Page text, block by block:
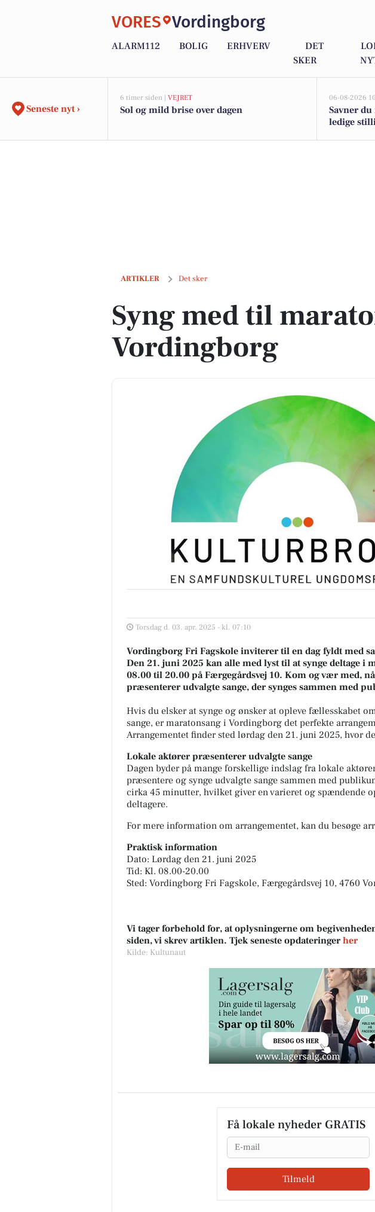
VORES Vordingborg
ALARM112 BOLIG ERHVERV
DET
SKER
Seneste nyt ›
6 timer siden | VEJRET
Sol og mild brise over dagen
06-08-2026
Savner
ledige
ARTIKLER Det sker
Syng med til maratonsang i Vordingborg
Syng med til
Vordingborg
Torsdag d. 03. apr. 2025 - kl. 07:10
Vordingborg Fri Fagskole inviterer til en dag fyldt med
Den 21. juni 2025 kan alle med lyst til at synge deltage i
08.00 til 20.00 på Færgegårdsvej 10. Kom og vær med,
præsenterer udvalgte sange, der synges sammen med
Hvis du elsker at synge og ønsker at opleve fællesskabet
sange, er maratonsang i Vordingborg det perfekte
Arrangementet finder sted lørdag den 21. juni 2025, hvor
Lokale aktører præsenterer udvalgte sange
Dagen byder på mange forskellige indslag fra lokale
præsentere og synge udvalgte sange sammen med
cirka 45 minutter, hvilket giver en varieret og spændende
deltagere.
For mere information om arrangementet, kan du besøge
Praktisk information
Dato: Lørdag den 21. juni 2025
Tid: Kl. 08.00-20.00
Sted: Vordingborg Fri Fagskole, Færgegårdsvej 10, 4760
Vi tager forbehold for, at oplysningerne om
siden, vi skrev artiklen. Tjek seneste opdateringer her
Kilde: Kultunaut
Få lokale nyheder GRATIS
Email
Tilmeld